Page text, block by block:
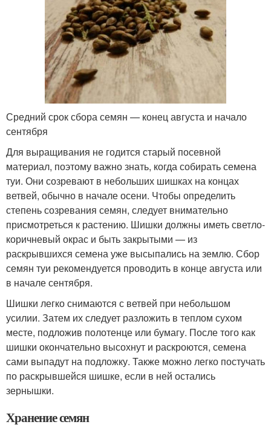
Средний срок сбора семян — конец августа и начало
сентября
Для выращивания не годится старый посевной
материал, поэтому важно знать, когда собирать семена
туи. Они созревают в небольших шишках на концах
ветвей, обычно в начале осени. Чтобы определить
степень созревания семян, следует внимательно
присмотреться к растению. Шишки должны иметь светло-
коричневый окрас и быть закрытыми — из
раскрывшихся семена уже высыпались на землю. Сбор
семян туи рекомендуется проводить в конце августа или
в начале сентября.
Шишки легко снимаются с ветвей при небольшом
усилии. Затем их следует разложить в теплом сухом
месте, подложив полотенце или бумагу. После того как
шишки окончательно высохнут и раскроются, семена
сами выпадут на подложку. Также можно легко постучать
по раскрывшейся шишке, если в ней остались
зернышки.
Хранение семян